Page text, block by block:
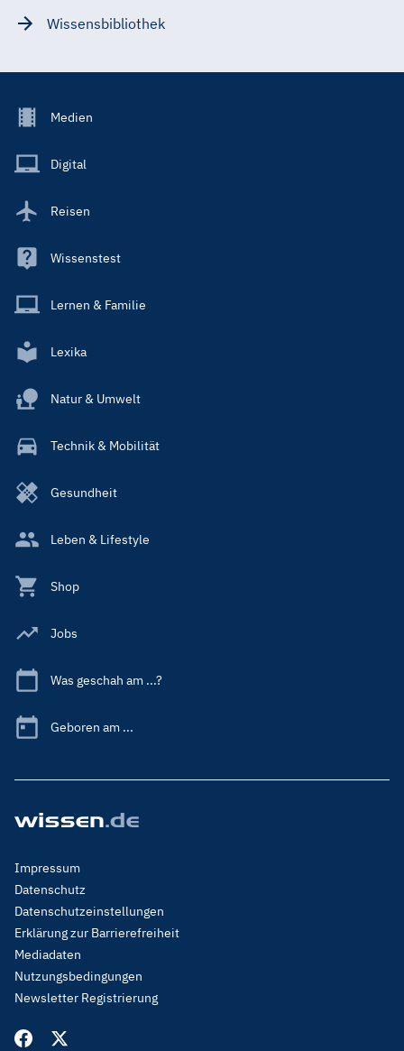
Wissensbibliothek
Footer
Main
Medien
Digital
Reisen
Wissenstest
Lernen & Familie
Lexika
Natur & Umwelt
Technik & Mobilität
Gesundheit
Leben & Lifestyle
Shop
Jobs
Was geschah am ...?
Geboren am ...
Footer
Menu
Legal
Impressum
Datenschutz
Datenschutzeinstellungen
Erklärung zur Barrierefreiheit
Mediadaten
Nutzungsbedingungen
Newsletter Registrierung